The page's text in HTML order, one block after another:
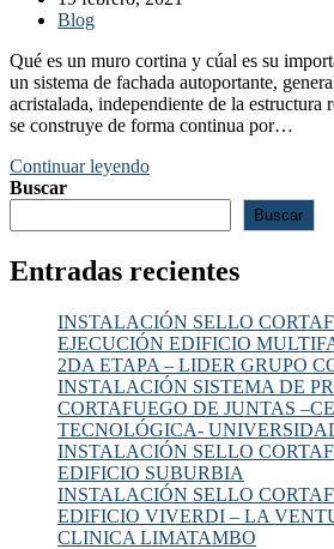
la
publicada:
Categoría
la
entrada:
Blog
Qué es un muro cortina y cúal es su
un sistema de fachada autoportante,
acristalada, independiente de la estructura
se construye de forma continua por…
Continuar leyendoSellado
cortina
Buscar
Buscar
Entradas recientes
INSTALACIÓN SELLO
EJECUCIÓN EDIFICIO
2DA ETAPA – LIDER GRUPO
INSTALACIÓN SISTEMA DE
CORTAFUEGO DE JUNTAS
TECNOLÓGICA-
INSTALACIÓN SELLO
EDIFICIO SUBURBIA
INSTALACIÓN SELLO
EDIFICIO VIVERDI – LA
CLINICA LIMATAMBO